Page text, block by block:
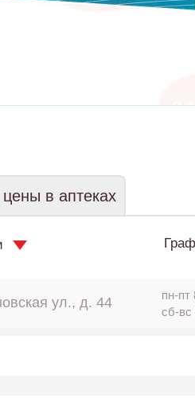
в аптеках
ул., д. 44
пн-пт
сб-вс